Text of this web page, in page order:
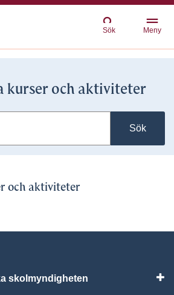
Sök Meny
kurser och aktiviteter
Sök
och aktiviteter
skolmyndigheten